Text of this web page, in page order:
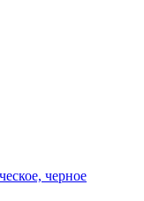
черное